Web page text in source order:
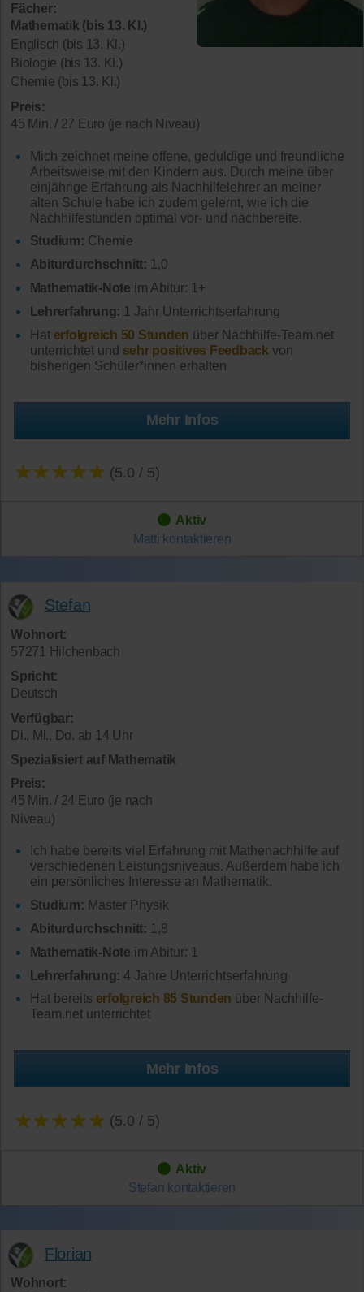
Fächer:
Mathematik (bis 13. Kl.)
Englisch (bis 13. Kl.)
Biologie (bis 13. Kl.)
Chemie (bis 13. Kl.)
Preis:
45 Min. / 27 Euro (je nach Niveau)
Mich zeichnet meine offene, geduldige und freundliche
Arbeitsweise mit den Kindern aus. Durch meine über
einjährige Erfahrung als Nachhilfelehrer an meiner
alten Schule habe ich zudem gelernt, wie ich die
Nachhilfestunden optimal vor- und nachbereite.
Studium: Chemie
Abiturdurchschnitt: 1,0
Mathematik-Note im Abitur: 1+
Lehrerfahrung: 1 Jahr Unterrichtserfahrung
Hat erfolgreich 50 Stunden über Nachhilfe-Team.net
unterrichtet und sehr positives Feedback von
bisherigen Schüler*innen erhalten
Mehr Infos
★★★★★ (5.0 / 5)
Aktiv
Matti kontaktieren
Stefan
Wohnort:
57271 Hilchenbach
Spricht:
Deutsch
Verfügbar:
Di., Mi., Do. ab 14 Uhr
Spezialisiert auf Mathematik
Preis:
45 Min. / 24 Euro (je nach
Niveau)
Ich habe bereits viel Erfahrung mit Mathenachhilfe auf
verschiedenen Leistungsniveaus. Außerdem habe ich
ein persönliches Interesse an Mathematik.
Studium: Master Physik
Abiturdurchschnitt: 1,8
Mathematik-Note im Abitur: 1
Lehrerfahrung: 4 Jahre Unterrichtserfahrung
Hat bereits erfolgreich 85 Stunden über Nachhilfe-
Team.net unterrichtet
Mehr Infos
★★★★★ (5.0 / 5)
Aktiv
Stefan kontaktieren
Florian
Wohnort: